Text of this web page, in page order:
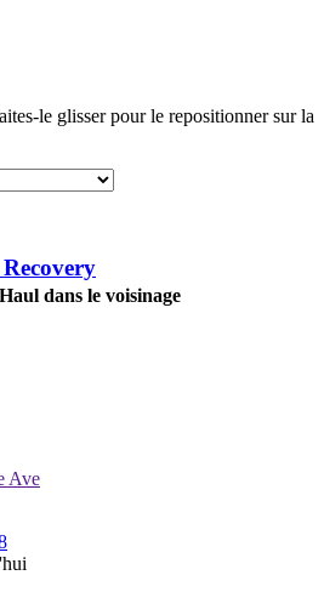
le glisser pour le repositionner sur la
dans le voisinage
Ave